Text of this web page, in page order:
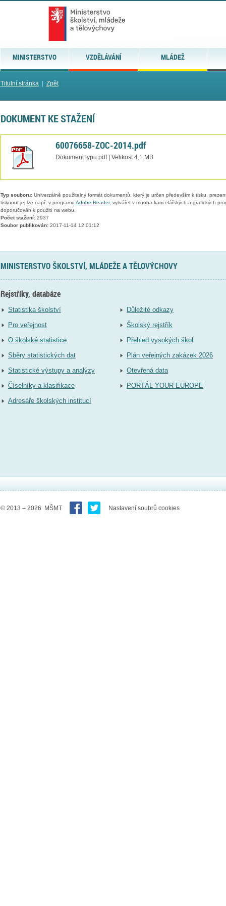
MINISTERSTVO VZDĚLÁVÁNÍ MLÁDEŽ
Titulní stránka| Zpět
DOKUMENT KE STAŽENÍ
60076658-ZOC-2014.pdf
Dokument typu pdf | Velikost 4,1 MB
Typ souboru:Univerzálně použitelný formát dokumentů, který je určen především k tisku,
tisknout jej lze např. v programu Adobe Reader, vytvářet v mnoha kancelářských a grafických
doporučován k použití na webu.
Počet stažení:2937
Soubor publikován:2017-11-14 12:01:12
MINISTERSTVO ŠKOLSTVÍ, MLÁDEŽE A TĚLOVÝCHOVY
Rejstříky, databáze
Statistika školství
Pro veřejnost
O školské statistice
Sběry statistických dat
Statistické výstupy a analýzy
Číselníky a klasifikace
Adresáře školských institucí
Důležité odkazy
Školský rejstřík
Přehled vysokých škol
Plán veřejných zakázek 2026
Otevřená data
PORTÁL YOUR EUROPE
© 2013 – 2026 MŠMT Nastavení soubrů cookies